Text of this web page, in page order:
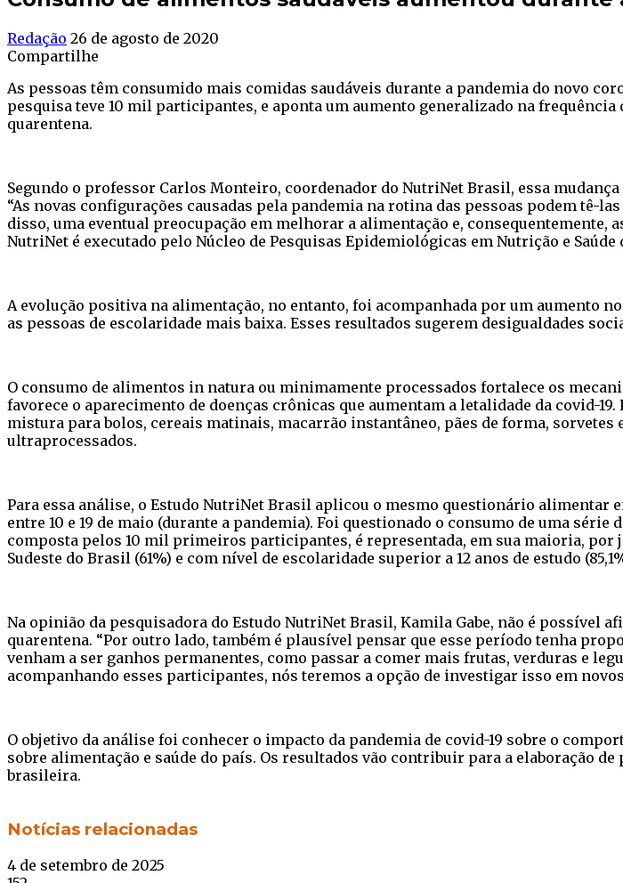
Redação 26 de agosto de 2020
Compartilhe
As pessoas têm consumido mais comidas saudáveis durante a pandemia do novo
pesquisa teve 10 mil participantes, e aponta um aumento generalizado na
quarentena.
Segundo o professor Carlos Monteiro, coordenador do NutriNet Brasil, essa
“As novas configurações causadas pela pandemia na rotina das pessoas podem tê-
disso, uma eventual preocupação em melhorar a alimentação e, consequentemente,
NutriNet é executado pelo Núcleo de Pesquisas Epidemiológicas em Nutrição e Saúde
A evolução positiva na alimentação, no entanto, foi acompanhada por um aumento
as pessoas de escolaridade mais baixa. Esses resultados sugerem desigualdades
O consumo de alimentos in natura ou minimamente processados fortalece os
favorece o aparecimento de doenças crônicas que aumentam a letalidade da covid-
mistura para bolos, cereais matinais, macarrão instantâneo, pães de forma,
ultraprocessados.
Para essa análise, o Estudo NutriNet Brasil aplicou o mesmo questionário alimentar
entre 10 e 19 de maio (durante a pandemia). Foi questionado o consumo de uma
composta pelos 10 mil primeiros participantes, é representada, em sua maioria, por
Sudeste do Brasil (61%) e com nível de escolaridade superior a 12 anos de estudo
Na opinião da pesquisadora do Estudo NutriNet Brasil, Kamila Gabe, não é possível
quarentena. “Por outro lado, também é plausível pensar que esse período tenha
venham a ser ganhos permanentes, como passar a comer mais frutas, verduras e
acompanhando esses participantes, nós teremos a opção de investigar isso em
O objetivo da análise foi conhecer o impacto da pandemia de covid-19 sobre o
sobre alimentação e saúde do país. Os resultados vão contribuir para a elaboração
brasileira.
Facebook
Twitter
WhatsApp
Telegram
Notícias relacionadas
4 de setembro de 2025